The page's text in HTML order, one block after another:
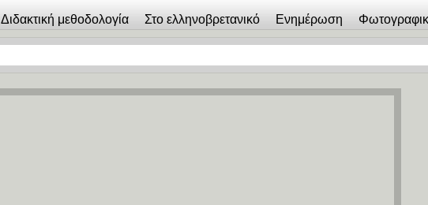
Διδακτική μεθοδολογία Στο ελληνοβρετανικό Ενημέρωση